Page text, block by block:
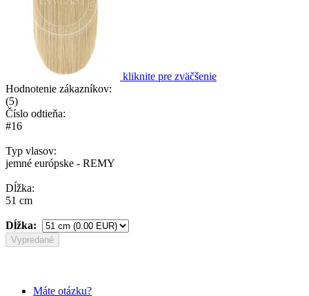
kliknite pre zväčšenie
Hodnotenie zákazníkov:
(5)
Číslo odtieňa:
#16
Typ vlasov:
jemné európske - REMY
Dĺžka:
51 cm
Dĺžka:
Vypredané
Máte otázku?